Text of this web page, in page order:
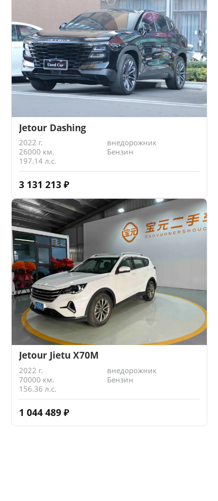
Jetour Dashing
2022 г.
внедорожник
26000 км.
Бензин
197.14 л.с.
3 131 213 ₽
Jetour Jietu X70M
2022 г.
внедорожник
70000 км.
Бензин
156.36 л.с.
1 044 489 ₽